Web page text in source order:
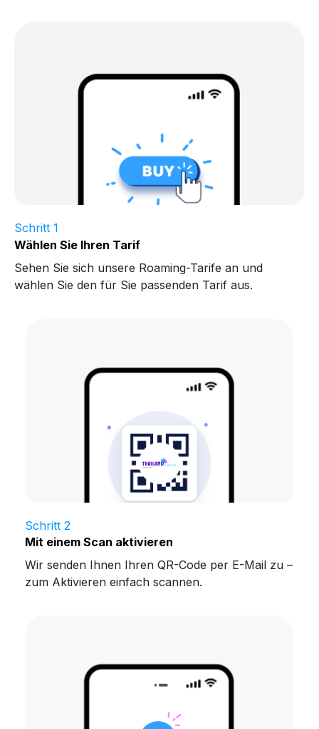
Schritt 1
Wählen Sie Ihren Tarif
Sehen Sie sich unsere Roaming-Tarife an und
wählen Sie den für Sie passenden Tarif aus.
Schritt 2
Mit einem Scan aktivieren
Wir senden Ihnen Ihren QR-Code per E-Mail zu –
zum Aktivieren einfach scannen.